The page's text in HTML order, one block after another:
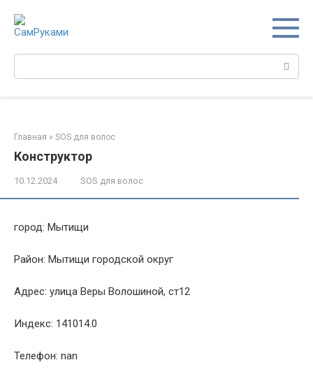
контенту
Главная » SOS для волос
Конструктор
10.12.2024 SOS для волос
город: Мытищи
Район: Мытищи городской округ
Адрес: улица Веры Волошиной, ст12
Индекс: 141014.0
Телефон: nan